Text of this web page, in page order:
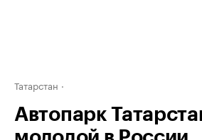
Татарстан
Автопарк